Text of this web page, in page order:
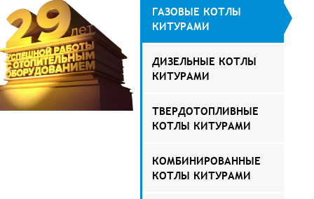
ГАЗОВЫЕ КОТЛЫ
КИТУРАМИ
ДИЗЕЛЬНЫЕ КОТЛЫ
КИТУРАМИ
ТВЕРДОТОПЛИВНЫЕ
КОТЛЫ КИТУРАМИ
КОМБИНИРОВАННЫЕ
КОТЛЫ КИТУРАМИ